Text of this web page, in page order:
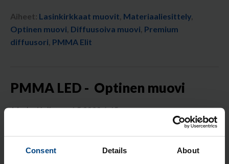
Consent Details About
Aiheet: Lasinkirkkaat muovit, Materiaaliesittely,
Optinen muovi, Diffuusoiva muovi, Premium
diffuusori, PMMA Elit
PMMA LED - Optinen muovi
Marko Koljonen4.5.2020 6:45